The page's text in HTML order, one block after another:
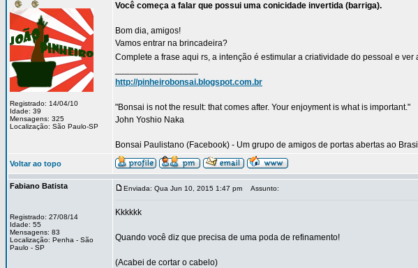
Registrado: 14/04/10
Idade: 39
Mensagens: 325
Localização: São Paulo-SP
Você começa a falar que possui uma conicidade invertida (barriga).
Bom dia, amigos!
Vamos entrar na brincadeira?
Complete a frase aqui rs, a intenção é estimular a criatividade do pessoal e
http://pinheirobonsai.blogspot.com.br
"Bonsai is not the result: that comes after. Your enjoyment is what is important."
John Yoshio Naka
Bonsai Paulistano (Facebook) - Um grupo de amigos de portas abertas ao
Voltar ao topo
Fabiano Batista
Registrado: 27/08/14
Idade: 55
Mensagens: 83
Localização: Penha - São
Paulo - SP
Enviada: Qua Jun 10, 2015 1:47 pm Assunto:
Kkkkkk
Quando você diz que precisa de uma poda de refinamento!
(Acabei de cortar o cabelo)